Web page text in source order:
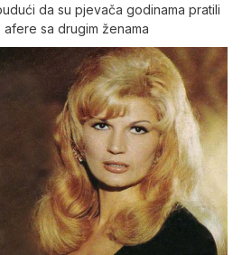
da su pjevača godinama pratili
sa drugim ženama